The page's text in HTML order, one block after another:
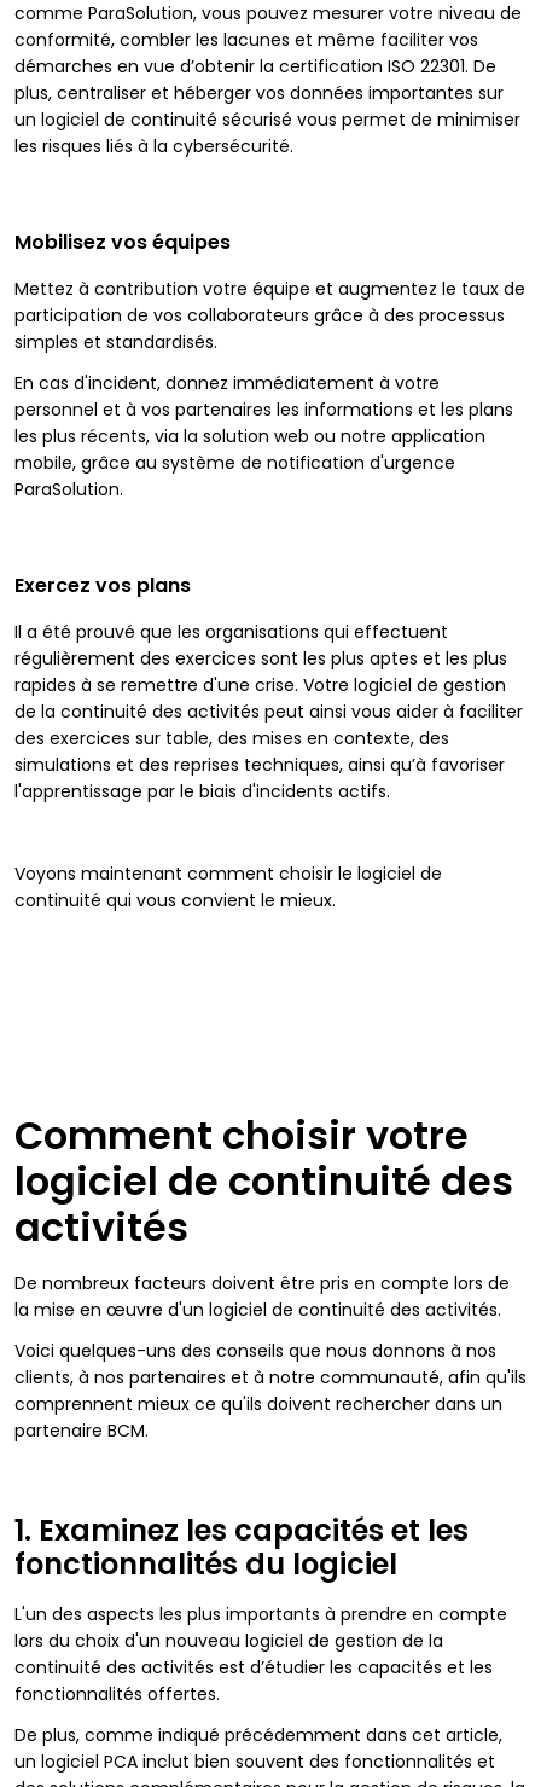
comme ParaSolution, vous pouvez mesurer votre niveau de
conformité, combler les lacunes et même faciliter vos
démarches en vue d’obtenir la certification ISO 22301. De
plus, centraliser et héberger vos données importantes sur
un logiciel de continuité sécurisé vous permet de minimiser
les risques liés à la cybersécurité.
Mobilisez vos équipes
Mettez à contribution votre équipe et augmentez le taux de
participation de vos collaborateurs grâce à des processus
simples et standardisés.
En cas d'incident, donnez immédiatement à votre
personnel et à vos partenaires les informations et les plans
les plus récents, via la solution web ou notre application
mobile, grâce au système de notification d'urgence
ParaSolution.
Exercez vos plans
Il a été prouvé que les organisations qui effectuent
régulièrement des exercices sont les plus aptes et les plus
rapides à se remettre d'une crise. Votre logiciel de gestion
de la continuité des activités peut ainsi vous aider à faciliter
des exercices sur table, des mises en contexte, des
simulations et des reprises techniques, ainsi qu’à favoriser
l'apprentissage par le biais d'incidents actifs.
Voyons maintenant comment choisir le logiciel de
continuité qui vous convient le mieux.
Comment choisir votre
logiciel de continuité des
activités
De nombreux facteurs doivent être pris en compte lors de
la mise en œuvre d'un logiciel de continuité des activités.
Voici quelques-uns des conseils que nous donnons à nos
clients, à nos partenaires et à notre communauté, afin qu'ils
comprennent mieux ce qu'ils doivent rechercher dans un
partenaire BCM.
1. Examinez les capacités et les
fonctionnalités du logiciel
L'un des aspects les plus importants à prendre en compte
lors du choix d'un nouveau logiciel de gestion de la
continuité des activités est d’étudier les capacités et les
fonctionnalités offertes.
De plus, comme indiqué précédemment dans cet article,
un logiciel PCA inclut bien souvent des fonctionnalités et